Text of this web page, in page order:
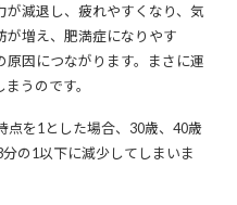
が減退し、疲れやすくなり、気
が増え、肥満症になりやす
原因につながります。まさに運
うのです。
点を1とした場合、30歳、40歳
の1以下に減少してしまいま